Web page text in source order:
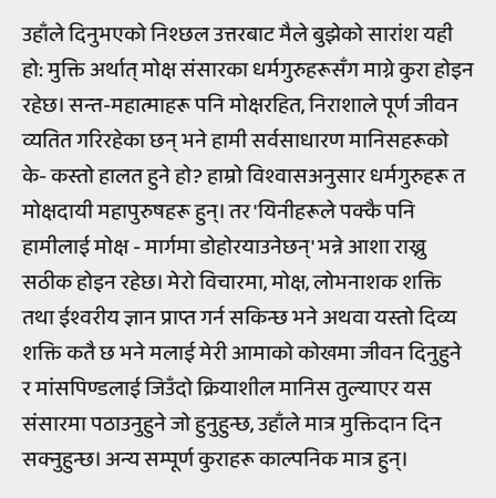
उहाँले दिनुभएको निश्छल उत्तरबाट मैले बुझेको सारांश यही
हो: मुक्ति अर्थात् मोक्ष संसारका धर्मगुरुहरूसँग माग्ने कुरा होइन
रहेछ। सन्त-महात्माहरू पनि मोक्षरहित, निराशाले पूर्ण जीवन
व्यतित गरिरहेका छन् भने हामी सर्वसाधारण मानिसहरूको
के- कस्तो हालत हुने हो? हाम्रो विश्वासअनुसार धर्मगुरुहरू त
मोक्षदायी महापुरुषहरू हुन्। तर 'यिनीहरूले पक्कै पनि
हामीलाई मोक्ष - मार्गमा डोहोरयाउनेछन्' भन्ने आशा राख्नु
सठीक होइन रहेछ। मेरो विचारमा, मोक्ष, लोभनाशक शक्ति
तथा ईश्वरीय ज्ञान प्राप्त गर्न सकिन्छ भने अथवा यस्तो दिव्य
शक्ति कतै छ भने मलाई मेरी आमाको कोखमा जीवन दिनुहुने
र मांसपिण्डलाई जिउँदो क्रियाशील मानिस तुल्याएर यस
संसारमा पठाउनुहुने जो हुनुहुन्छ, उहाँले मात्र मुक्तिदान दिन
सक्नुहुन्छ। अन्य सम्पूर्ण कुराहरू काल्पनिक मात्र हुन्।